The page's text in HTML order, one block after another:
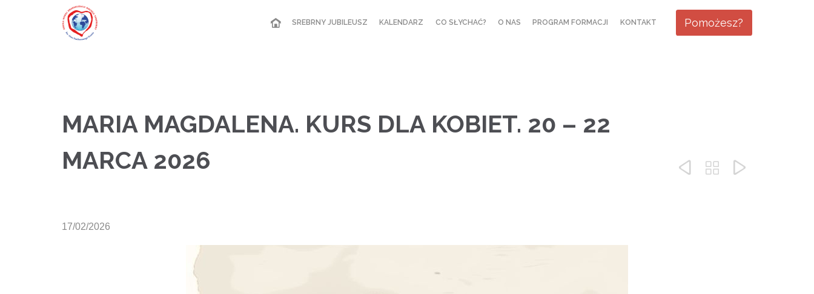
SREBRNY JUBILEUSZ KALENDARZ CO SŁYCHAĆ? O NAS PROGRAM FORMACJI KONTAKT Pomożesz?
MARIA MAGDALENA. KURS DLA KOBIET. 20 – 22
MARCA 2026
  
17/02/2026